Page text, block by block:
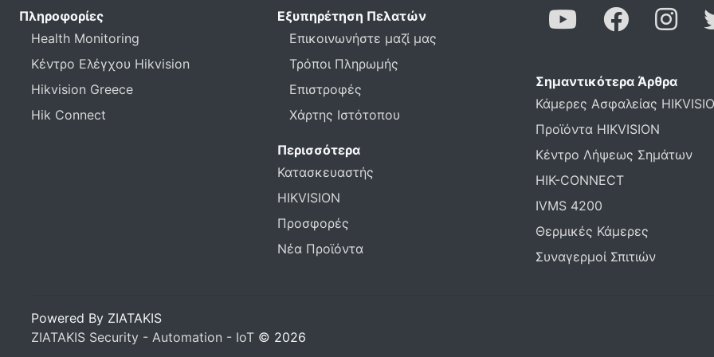
Πληροφορίες
Health Monitoring
Κέντρο Ελέγχου Hikvision
Hikvision Greece
Hik Connect
Εξυπηρέτηση Πελατών
Επικοινωνήστε μαζί μας
Τρόποι Πληρωμής
Επιστροφές
Χάρτης Ιστότοπου
Περισσότερα
Κατασκευαστής
HIKVISION
Προσφορές
Νέα Προϊόντα
Σημαντικότερα Άρθρα
Κάμερες Ασφαλείας
Προϊόντα HIKVISION
Κέντρο Λήψεως Σημάτων
HIK-CONNECT
IVMS 4200
Θερμικές Κάμερες
Συναγερμοί Σπιτιών
Powered By ZIATAKIS
ZIATAKIS Security - Automation - IoT © 2026